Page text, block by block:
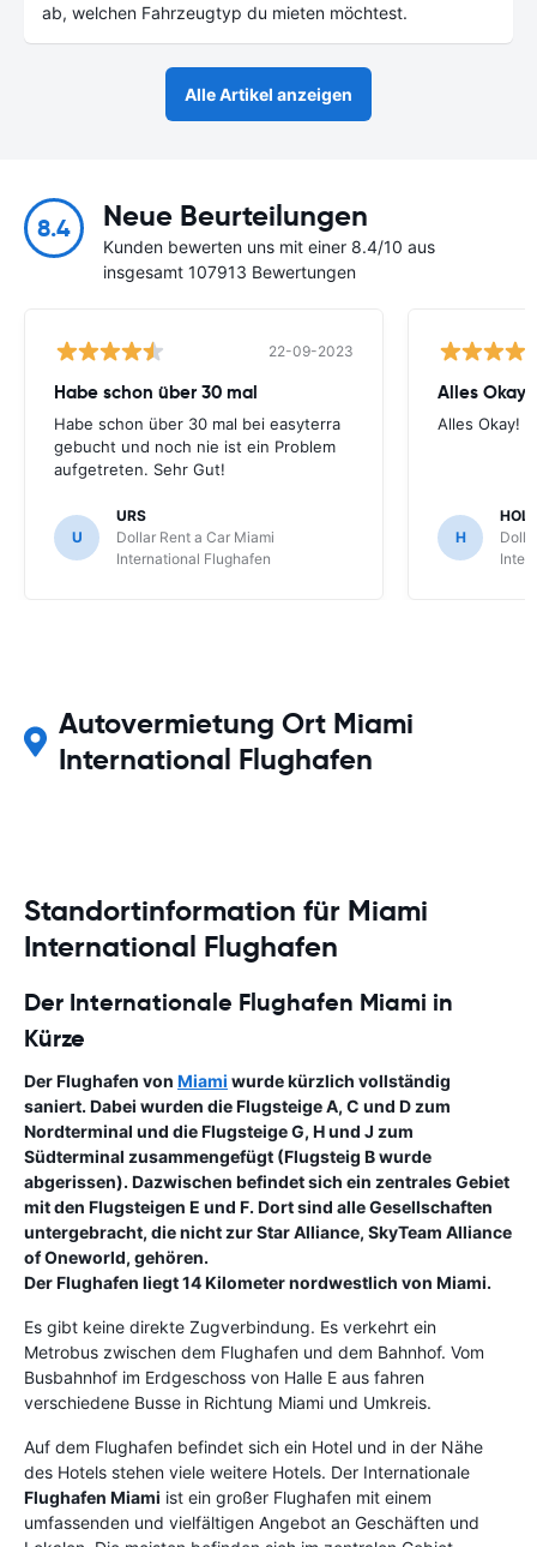
ab, welchen Fahrzeugtyp du mieten möchtest.
Alle Artikel anzeigen
8.4 Neue Beurteilungen
Kunden bewerten uns mit einer 8.4/10 aus
insgesamt 107913 Bewertungen
22-09-2023
Habe schon über 30 mal
Habe schon über 30 mal bei easyterra
gebucht und noch nie ist ein Problem
aufgetreten. Sehr Gut!
U
URS
Dollar Rent a Car Miami
International Flughafen
Alles Okay!
Alles Okay!
H
Autovermietung Ort Miami
International Flughafen
Standortinformation für Miami
International Flughafen
Der Internationale Flughafen Miami in
Kürze
Der Flughafen von Miami wurde kürzlich vollständig
saniert. Dabei wurden die Flugsteige A, C und D zum
Nordterminal und die Flugsteige G, H und J zum
Südterminal zusammengefügt (Flugsteig B wurde
abgerissen). Dazwischen befindet sich ein zentrales Gebiet
mit den Flugsteigen E und F. Dort sind alle Gesellschaften
untergebracht, die nicht zur Star Alliance, SkyTeam Alliance
of Oneworld, gehören.
Der Flughafen liegt 14 Kilometer nordwestlich von Miami.
Es gibt keine direkte Zugverbindung. Es verkehrt ein
Metrobus zwischen dem Flughafen und dem Bahnhof. Vom
Busbahnhof im Erdgeschoss von Halle E aus fahren
verschiedene Busse in Richtung Miami und Umkreis.
Auf dem Flughafen befindet sich ein Hotel und in der Nähe
des Hotels stehen viele weitere Hotels. Der Internationale
Flughafen Miami ist ein großer Flughafen mit einem
umfassenden und vielfältigen Angebot an Geschäften und